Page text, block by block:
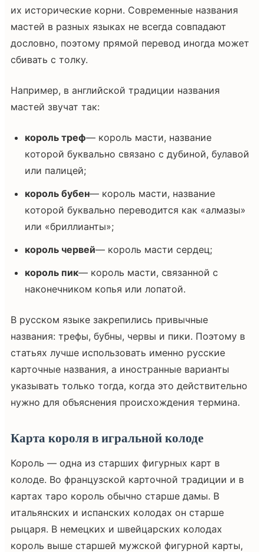
их исторические корни. Современные названия
мастей в разных языках не всегда совпадают
дословно, поэтому прямой перевод иногда может
сбивать с толку.
Например, в английской традиции названия
мастей звучат так:
король треф— король масти, название
которой буквально связано с дубиной, булавой
или палицей;
король бубен— король масти, название
которой буквально переводится как «алмазы»
или «бриллианты»;
король червей— король масти сердец;
король пик— король масти, связанной с
наконечником копья или лопатой.
В русском языке закрепились привычные
названия: трефы, бубны, червы и пики. Поэтому в
статьях лучше использовать именно русские
карточные названия, а иностранные варианты
указывать только тогда, когда это действительно
нужно для объяснения происхождения термина.
Карта короля в игральной колоде
Король — одна из старших фигурных карт в
колоде. Во французской карточной традиции и в
картах таро король обычно старше дамы. В
итальянских и испанских колодах он старше
рыцаря. В немецких и швейцарских колодах
король выше старшей мужской фигурной карты,